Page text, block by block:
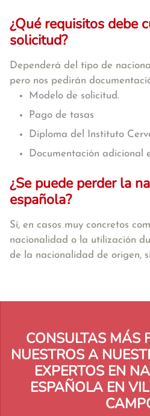
¿Qué requisitos debe
solicitud?
Dependerá del tipo de
pero nos pedirán
Modelo de solicitud.
Pago de tasas
Diploma del Instituto
Documentación adicional
¿Se puede perder la
española?
Sí, en casos muy concretos
nacionalidad o la utilización
de la nacionalidad de origen,
CONSULTAS MÁS
NUESTROS A
EXPERTOS EN
ESPAÑOLA EN